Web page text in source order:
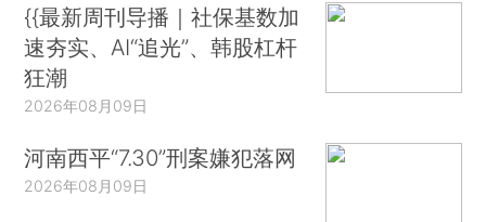
{{最新周刊导播｜社保基数加
速夯实、AI“追光”、韩股杠杆
狂潮
2026年08月09日
河南西平“7.30”刑案嫌犯落网
2026年08月09日